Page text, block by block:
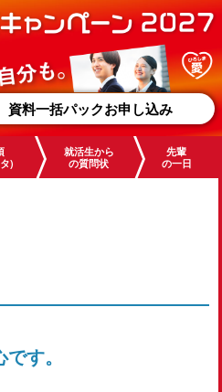
資料一括パックお申し込み
)
就活生から
の質問状
先輩
の一日
す。